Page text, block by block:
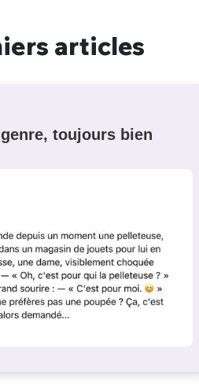
articles
toujours bien